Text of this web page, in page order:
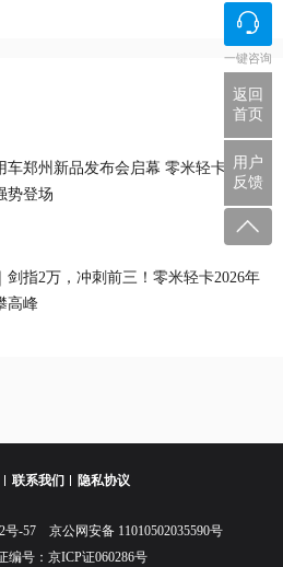
车郑州新品发布会启幕 零米轻卡金米版
势登场
剑指2万，冲刺前三！零米轻卡2026年
高峰
一键咨询
返回
首页
用户
反馈
联系我们 隐私协议
号-57 京公网安备 11010502035590号
编号：京ICP证060286号